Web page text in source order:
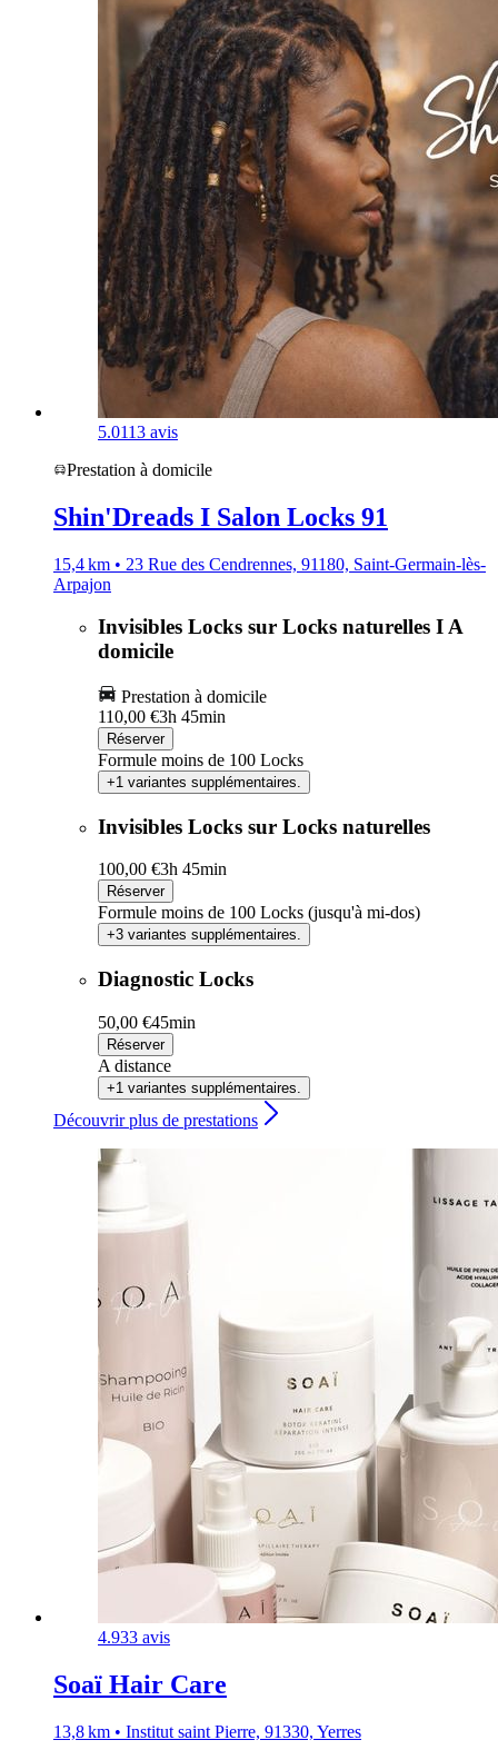
5.0113 avis
Prestation à domicile
Shin'Dreads I Salon Locks 91
15,4 km • 23 Rue des Cendrennes, 91180, Saint-Germain-lès-
Arpajon
Invisibles Locks sur Locks naturelles I A
domicile
Prestation à domicile
110,00 €3h 45min
Réserver
Formule moins de 100 Locks
+1 variantes supplémentaires.
Invisibles Locks sur Locks naturelles
100,00 €3h 45min
Réserver
Formule moins de 100 Locks (jusqu'à mi-dos)
+3 variantes supplémentaires.
Diagnostic Locks
50,00 €45min
Réserver
A distance
+1 variantes supplémentaires.
Découvrir plus de prestations
4.933 avis
Soaï Hair Care
13,8 km • Institut saint Pierre, 91330, Yerres